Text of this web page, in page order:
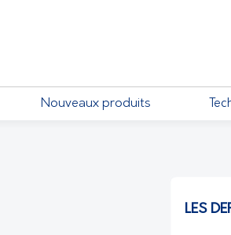
Nouveaux produits
LES